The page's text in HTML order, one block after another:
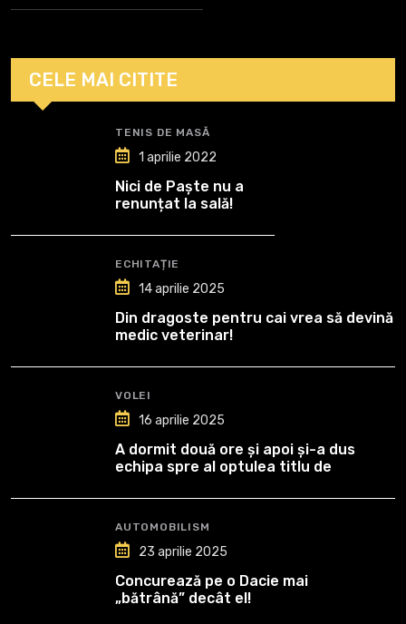
CELE MAI CITITE
TENIS DE MASĂ
1 aprilie 2022
Nici de Paște nu a
renunțat la sală!
ECHITAȚIE
14 aprilie 2025
Din dragoste pentru cai vrea să devină
medic veterinar!
VOLEI
16 aprilie 2025
A dormit două ore și apoi și-a dus
echipa spre al optulea titlu de
AUTOMOBILISM
23 aprilie 2025
Concurează pe o Dacie mai
„bătrână” decât el!